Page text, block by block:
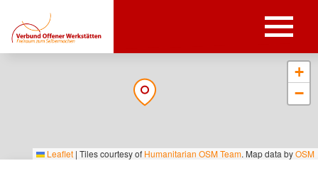
+
−
Leaflet | Tiles courtesy of Humanitarian OSM Team. Map data byOSM